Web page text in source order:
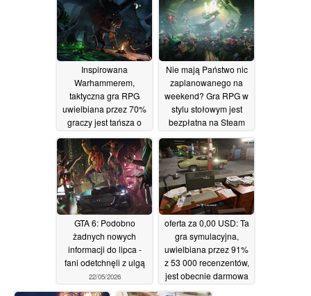
Inspirowana
Warhammerem,
taktyczna gra RPG
uwielbiana przez 70%
graczy jest tańsza o
90% na Steam
23/05/2026
Nie mają Państwo nic
zaplanowanego na
weekend? Gra RPG w
stylu stołowym jest
bezpłatna na Steam
przez ograniczony
czas22/05/2026
GTA 6: Podobno
żadnych nowych
informacji do lipca -
fani odetchnęli z ulgą
22/05/2026
oferta za 0,00 USD: Ta
gra symulacyjna,
uwielbiana przez 91%
z 53 000 recenzentów,
jest obecnie darmowa
na Steamie